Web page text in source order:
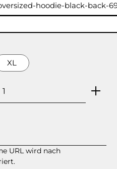
XL
gewünschten Wert
URL wird nach